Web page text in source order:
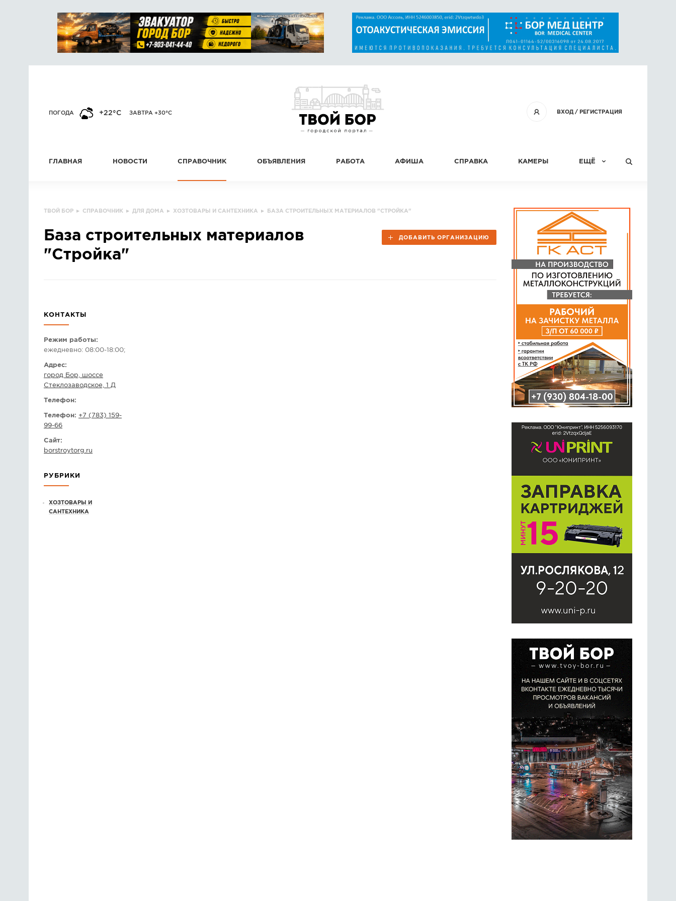
ВХОД/ РЕГИСТРАЦИЯ
ПОГОДА +22°C ЗАВТРА +30°C
ГЛАВНАЯ НОВОСТИ СПРАВОЧНИК ОБЪЯВЛЕНИЯ РАБОТА АФИША СПРАВКА КАМЕРЫ ЕЩЁ
СТАТЬИ
ГОЛОСОВАНИЯ
ПРЕДЛОЖИТЬ НОВОСТЬ
ФОТО
ТВОЙ БОР ▸ СПРАВОЧНИК ▸ ДЛЯ ДОМА ▸ ХОЗТОВАРЫ И САНТЕХНИКА ▸ БАЗА СТРОИТЕЛЬНЫХ МАТЕРИАЛОВ "СТРОЙКА"
База строительных материалов
"Стройка"
ДОБАВИТЬ ОРГАНИЗАЦИЮ
КОНТАКТЫ
Режим работы:
ежедневно: 08:00-18:00;
Адрес:
город Бор, шоссе
Стеклозаводское, 1 Д
Телефон:
Телефон: +7 (783) 159-
99-66
Сайт:
borstroytorg.ru
РУБРИКИ
ХОЗТОВАРЫ И
САНТЕХНИКА